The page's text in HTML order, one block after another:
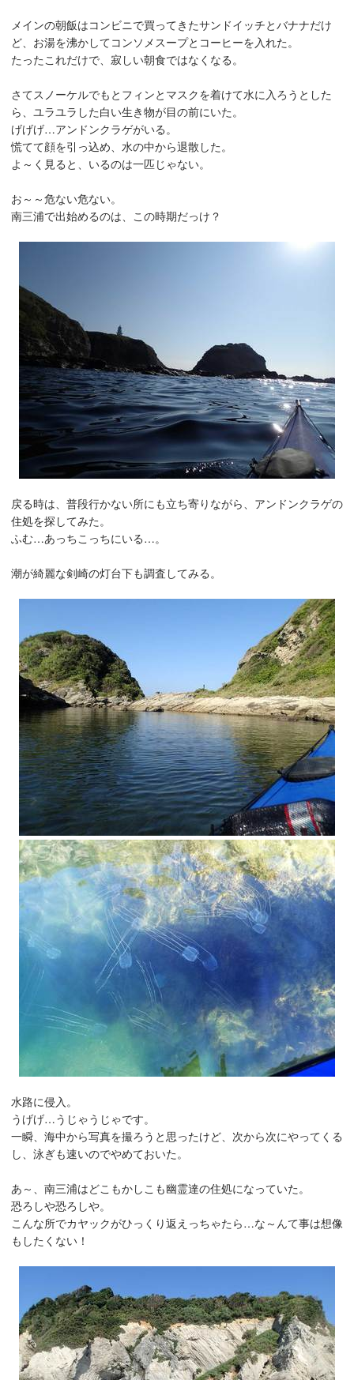
メインの朝飯はコンビニで買ってきたサンドイッチとバナナだけ
ど、お湯を沸かしてコンソメスープとコーヒーを入れた。
たったこれだけで、寂しい朝食ではなくなる。
さてスノーケルでもとフィンとマスクを着けて水に入ろうとした
ら、ユラユラした白い生き物が目の前にいた。
げげげ…アンドンクラゲがいる。
慌てて顔を引っ込め、水の中から退散した。
よ～く見ると、いるのは一匹じゃない。
お～～危ない危ない。
南三浦で出始めるのは、この時期だっけ？
戻る時は、普段行かない所にも立ち寄りながら、アンドンクラゲの
住処を探してみた。
ふむ…あっちこっちにいる…。
潮が綺麗な剣崎の灯台下も調査してみる。
水路に侵入。
うげげ…うじゃうじゃです。
一瞬、海中から写真を撮ろうと思ったけど、次から次にやってくる
し、泳ぎも速いのでやめておいた。
あ～、南三浦はどこもかしこも幽霊達の住処になっていた。
恐ろしや恐ろしや。
こんな所でカヤックがひっくり返えっちゃたら…な～んて事は想像
もしたくない！